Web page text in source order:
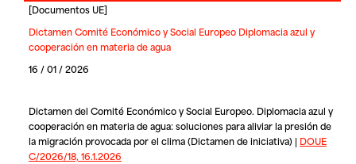
[Documentos UE]
Dictamen Comité Económico y Social Europeo Diplomacia azul y
cooperación en materia de agua
16 / 01 / 2026
Dictamen del Comité Económico y Social Europeo. Diplomacia azul y
cooperación en materia de agua: soluciones para aliviar la presión de
la migración provocada por el clima (Dictamen de iniciativa) | DOUE
C/2026/18, 16.1.2026